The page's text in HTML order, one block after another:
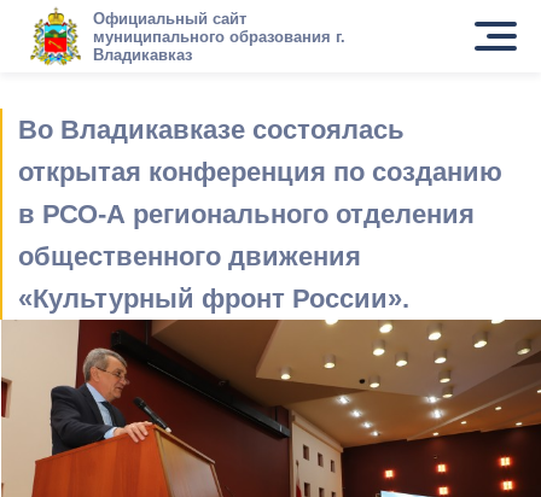
Официальный сайт
муниципального образования г.
Владикавказ
Во Владикавказе состоялась
открытая конференция по созданию
в РСО-А регионального отделения
общественного движения
«Культурный фронт России».